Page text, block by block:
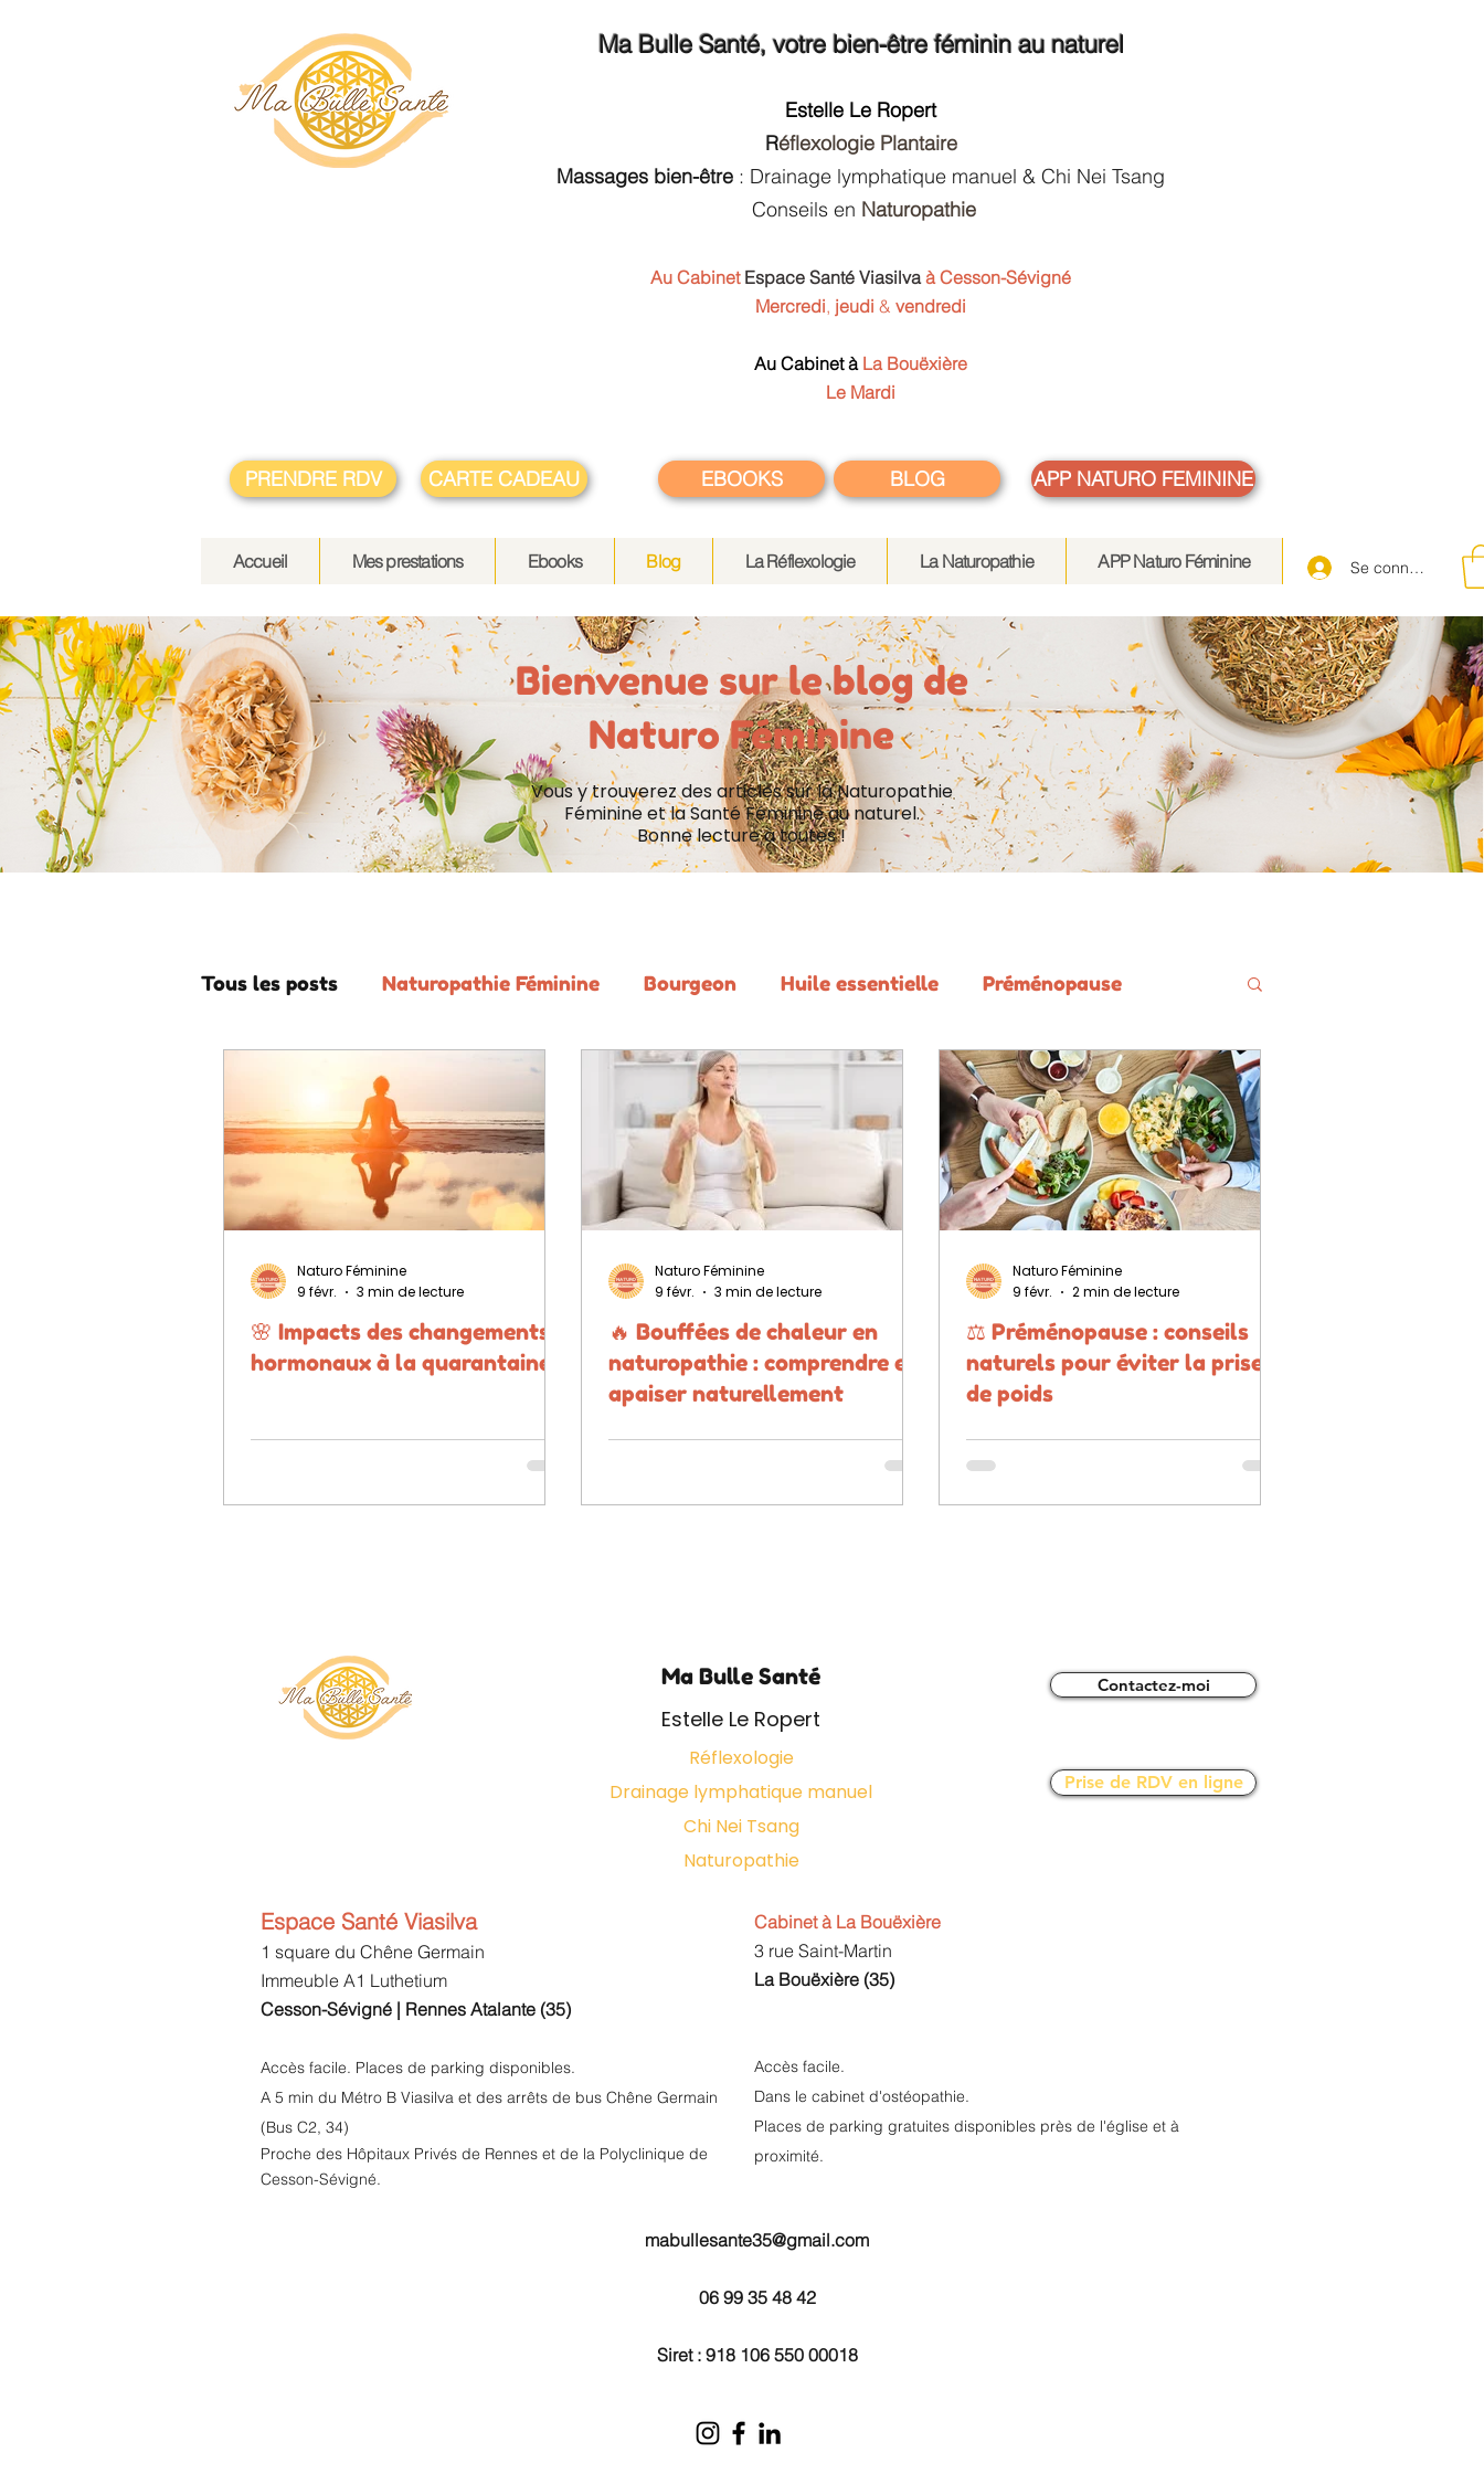
Ma Bulle Santé, votre bien-être féminin au naturel
Estelle Le Ropert
Réflexologie Plantaire
Massages bien-être : Drainage lymphatique manuel & Chi Nei Tsang
Conseils en Naturopathie
Au Cabinet Espace Santé Viasilva à Cesson-Sévigné
Mercredi, jeudi & vendredi
Au Cabinet à La Bouëxière
Le Mardi
PRENDRE RDV CARTE CADEAU EBOOKS BLOG APP NATURO FEMININE
Accueil Mes prestations Ebooks Blog La Réflexologie La Naturopathie APP Naturo Féminine Se connecter
Bienvenue sur le blog de
Naturo Féminine
Vous y trouverez des articles sur la Naturopathie
Féminine et la Santé Féminine au naturel.
Bonne lecture à toutes !
Tous les posts Naturopathie Féminine Bourgeon Huile essentielle Préménopause
laquarantaine préménopause
🌸 Impacts des changements
hormonaux à la quarantaine
Naturo Féminine
9 févr.
3 min de lecture
🔥 Bouffées de chaleur en
naturopathie : comprendre et
apaiser naturellement
Naturo Féminine
9 févr.
3 min de lecture
⚖️ Préménopause : conseils
naturels pour éviter la prise
de poids
Naturo Féminine
9 févr.
2 min de lecture
Ma Bulle Santé
Estelle Le Ropert
Réflexologie
Drainage lymphatique manuel
Chi Nei Tsang
Naturopathie
Contactez-moi
Prise de RDV en ligne
Espace Santé Viasilva
1 square du Chêne Germain
Immeuble A1 Luthetium
Cesson-Sévigné | Rennes Atalante (35)
Accès facile. Places de parking disponibles.
A 5 min du Métro B Viasilva et des arrêts de bus Chêne Germain
(Bus C2, 34)
Proche des Hôpitaux Privés de Rennes et de la Polyclinique de
Cesson-Sévigné.
Cabinet à La Bouëxière
3 rue Saint-Martin
La Bouëxière (35)
Accès facile.
Dans le cabinet d'ostéopathie.
Places de parking gratuites disponibles près de l'église et à
proximité.
mabullesante35@gmail.com
06 99 35 48 42
Siret : 918 106 550 00018